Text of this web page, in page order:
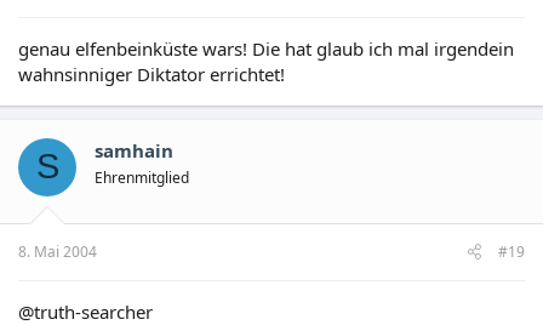
genau elfenbeinküste wars! Die hat glaub ich mal irgendein
wahnsinniger Diktator errichtet!
S samhain
Ehrenmitglied
8. Mai 2004 #19
@truth-searcher